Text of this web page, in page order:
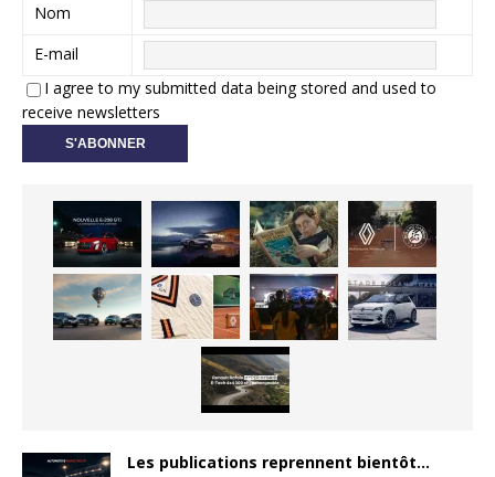
Nom
E-mail
I agree to my submitted data being stored and used to
receive newsletters
Les publications reprennent bientôt…